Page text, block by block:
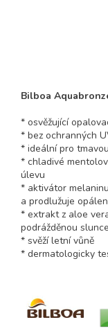
Bilboa
* osvěžující
* bez ochranných
* ideální pro
* chladivé
úlevu
* aktivátor
a prodlužuje
* extrakt z aloe
podrážděnou
* svěží letní vůně
* dermatologicky